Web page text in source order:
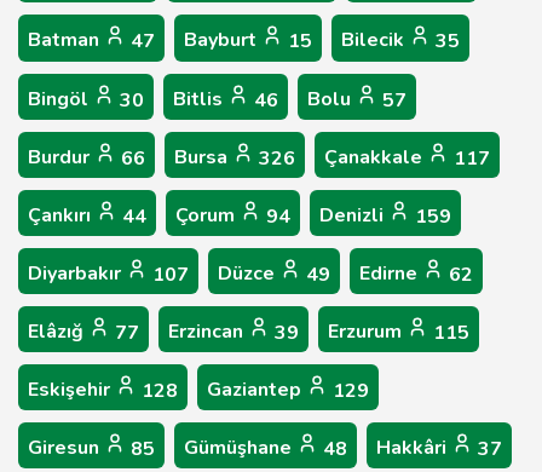
Batman 47 Bayburt 15 Bilecik 35
Bingöl 30 Bitlis 46 Bolu 57
Burdur 66 Bursa 326 Çanakkale 117
Çankırı 44 Çorum 94 Denizli 159
Diyarbakır 107 Düzce 49 Edirne 62
Elâzığ 77 Erzincan 39 Erzurum 115
Eskişehir 128 Gaziantep 129
Giresun 85 Gümüşhane 48 Hakkâri 37